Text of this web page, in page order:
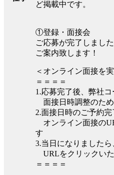
ど掲載中です。
①登録・面接会
ご応募が完了しまし
ご案内致します！
＜オンライン面接を
＝＝＝＝
1.応募完了後、弊社
面接日時調整のた
2.面接日時のご予約完
オンライン面接の
す
3.当日になりました
URLをクリックい
＝＝＝＝